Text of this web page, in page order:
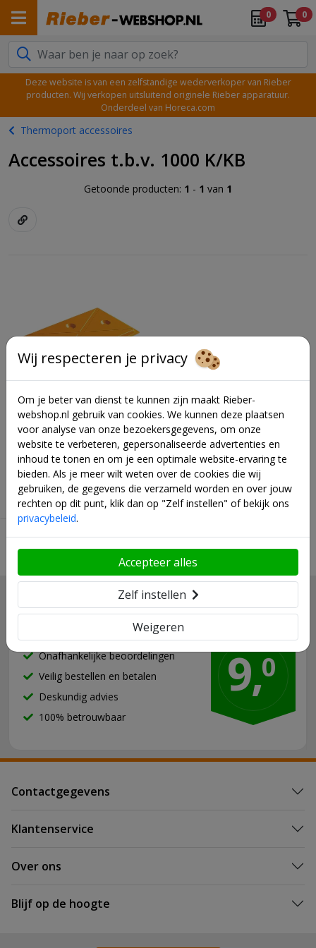
0 0
Deze website is van een zelfstandige wederverkoper van Rieber
producten. Wij verkopen uitsluitend originele Rieber apparatuur.
Onderdeel van Horeca.com
Thermoport accessoires
Accessoires t.b.v. 1000 K/KB
Getoonde producten: 1 - 1 van 1
Rieber koelplaat - 1/1 GN -
oranje - 85022038
Op aanvraag
€ 149,58
Vergelijk product
Klantbeoordelingen
cijfer is gebaseerd op 752 beoordelingen
Onafhankelijke beoordelingen
Veilig bestellen en betalen
Deskundig advies
100% betrouwbaar
9,0
Contactgegevens
Klantenservice
Over ons
Blijf op de hoogte
Wij respecteren je privacy
Om je beter van dienst te kunnen zijn maakt Rieber-
webshop.nl gebruik van cookies. We kunnen deze plaatsen
voor analyse van onze bezoekersgegevens, om onze
website te verbeteren, gepersonaliseerde advertenties en
inhoud te tonen en om je een optimale website-ervaring te
bieden. Als je meer wilt weten over de cookies die wij
gebruiken, de gegevens die verzameld worden en over jouw
rechten op dit punt, klik dan op "Zelf instellen" of bekijk ons
privacybeleid.
Weigeren
Zelf instellen
Accepteer alles